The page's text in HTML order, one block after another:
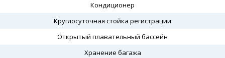
Кондиционер
Круглосуточная стойка регистрации
Открытый плавательный бассейн
Хранение багажа